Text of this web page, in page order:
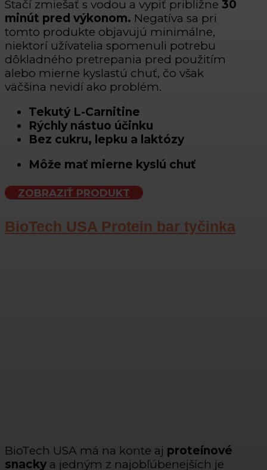
Stačí zmiešať s vodou a vypiť približne 30
minút pred výkonom. Negatíva sa pri
tomto produkte objavujú minimálne,
niektorí užívatelia spomenuli potrebu
dôkladného pretrepania pred použitím
alebo mierne kyslastú chuť, čo však
väčšina nevidí ako problém.
Tekutý L-Carnitine
Rýchly nástuo účinku
Bez cukru, lepku a laktózy
Môže mať mierne kyslú chuť
ZOBRAZIŤ PRODUKT
BioTech USA Protein bar tyčinka
BioTech USA má na konte aj proteínové
snacky a jedným z najobľúbenejších je